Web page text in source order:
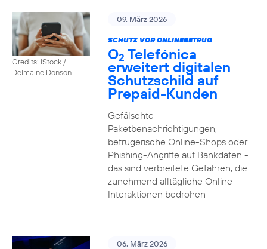
Credits: iStock /
Delmaine Donson
09. März 2026
SCHUTZ VOR ONLINEBETRUG
O2 Telefónica
erweitert digitalen
Schutzschild auf
Prepaid-Kunden
Gefälschte
Paketbenachrichtigungen,
betrügerische Online-Shops oder
Phishing-Angriffe auf Bankdaten -
das sind verbreitete Gefahren, die
zunehmend alltägliche Online-
Interaktionen bedrohen
06. März 2026